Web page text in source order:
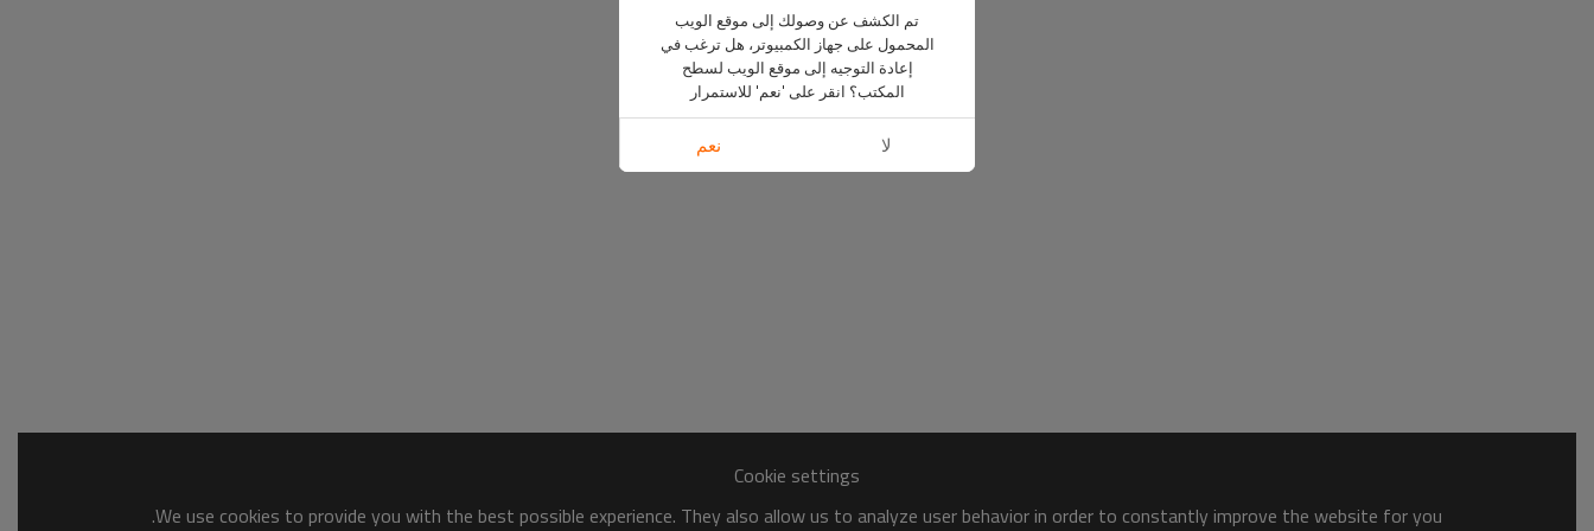
Cookie settings
We use cookies to provide you with the best possible experience. They also allow us to analyze user behavior in order to constantly improve the website for you.
تم الكشف عن وصولك إلى موقع الويب
المحمول على جهاز الكمبيوتر، هل ترغب في
إعادة التوجيه إلى موقع الويب لسطح
المكتب؟ انقر على 'نعم' للاستمرار
لا نعم